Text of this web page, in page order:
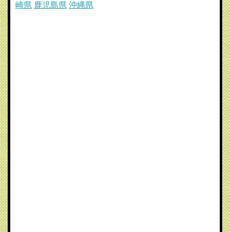
崎県 鹿児島県 沖縄県